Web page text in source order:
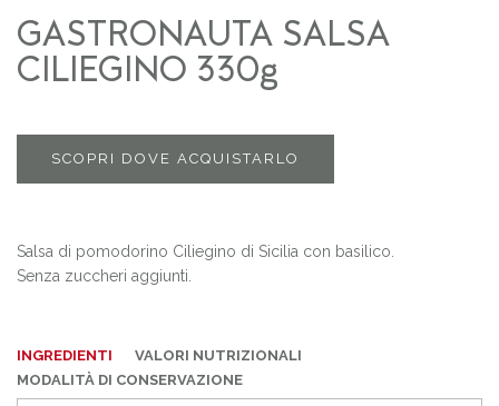
GASTRONAUTA SALSA
CILIEGINO 330g
SCOPRI DOVE ACQUISTARLO
Salsa di pomodorino Ciliegino di Sicilia con basilico.
Senza zuccheri aggiunti.
INGREDIENTI
VALORI NUTRIZIONALI
MODALITÀ DI CONSERVAZIONE